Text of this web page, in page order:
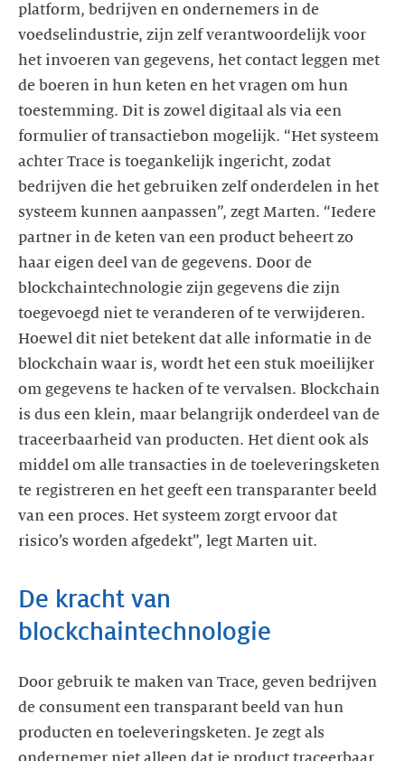
platform, bedrijven en ondernemers in de
voedselindustrie, zijn zelf verantwoordelijk voor
het invoeren van gegevens, het contact leggen met
de boeren in hun keten en het vragen om hun
toestemming. Dit is zowel digitaal als via een
formulier of transactiebon mogelijk. “Het systeem
achter Trace is toegankelijk ingericht, zodat
bedrijven die het gebruiken zelf onderdelen in het
systeem kunnen aanpassen”, zegt Marten. “Iedere
partner in de keten van een product beheert zo
haar eigen deel van de gegevens. Door de
blockchaintechnologie zijn gegevens die zijn
toegevoegd niet te veranderen of te verwijderen.
Hoewel dit niet betekent dat alle informatie in de
blockchain waar is, wordt het een stuk moeilijker
om gegevens te hacken of te vervalsen. Blockchain
is dus een klein, maar belangrijk onderdeel van de
traceerbaarheid van producten. Het dient ook als
middel om alle transacties in de toeleveringsketen
te registreren en het geeft een transparanter beeld
van een proces. Het systeem zorgt ervoor dat
risico’s worden afgedekt”, legt Marten uit.
De kracht van
blockchaintechnologie
Door gebruik te maken van Trace, geven bedrijven
de consument een transparant beeld van hun
producten en toeleveringsketen. Je zegt als